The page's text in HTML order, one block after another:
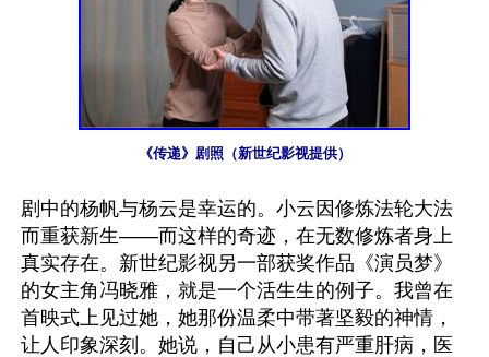
《传递》剧照（新世纪影视提供）
剧中的杨帆与杨云是幸运的。小云因修炼法轮大法
而重获新生——而这样的奇迹，在无数修炼者身上
真实存在。新世纪影视另一部获奖作品《演员梦》
的女主角冯晓雅，就是一个活生生的例子。我曾在
首映式上见过她，她那份温柔中带著坚毅的神情，
让人印象深刻。她说，自己从小患有严重肝病，医